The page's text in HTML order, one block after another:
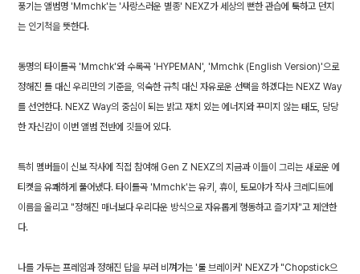
풍기는 앨범명 'Mmchk'는 '사랑스러운 별종' NEXZ가 세상의 뻔한 관습에 툭하고 던지
는 인기척을 뜻한다.
동명의 타이틀곡 'Mmchk'와 수록곡 'HYPEMAN', 'Mmchk (English Version)'으로
정해진 틀 대신 우리만의 기준을, 익숙한 규칙 대신 자유로운 선택을 하겠다는 NEXZ Way
를 선언한다. NEXZ Way의 중심이 되는 밝고 재치 있는 에너지와 꾸미지 않는 태도, 당당
한 자신감이 이번 앨범 전반에 깃들어 있다.
특히 멤버들이 신보 작사에 직접 참여해 Gen Z NEXZ의 지금과 이들이 그리는 새로운 에
티켓을 유쾌하게 풀어냈다. 타이틀곡 'Mmchk'는 유키, 휴이, 토모야가 작사 크레디트에
이름을 올리고 "정해진 매너보다 우리다운 방식으로 자유롭게 행동하고 즐기자"고 제안한
다.
나를 가두는 프레임과 정해진 답을 부러 비껴가는 '룰 브레이커' NEXZ가 "Chopstick으